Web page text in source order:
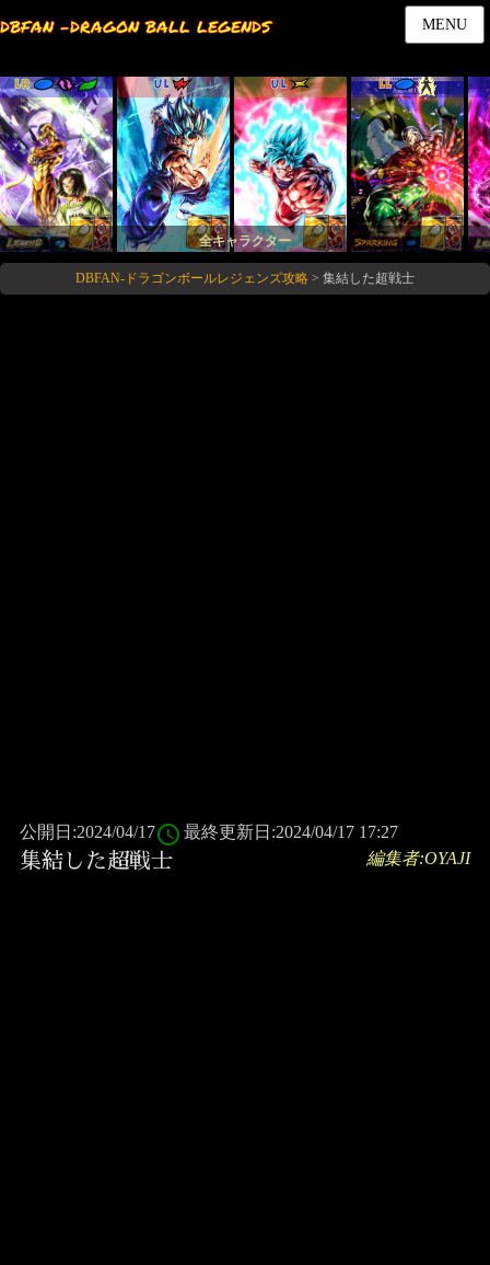
DBFAN -DRAGON BALL LEGENDS MENU
LR UL UL LL
全キャラクター
DBFAN-ドラゴンボールレジェンズ攻略 > 集結した超戦士
公開日:2024/04/17access_time 最終更新日:2024/04/17 17:27
集結した超戦士 編集者:OYAJI